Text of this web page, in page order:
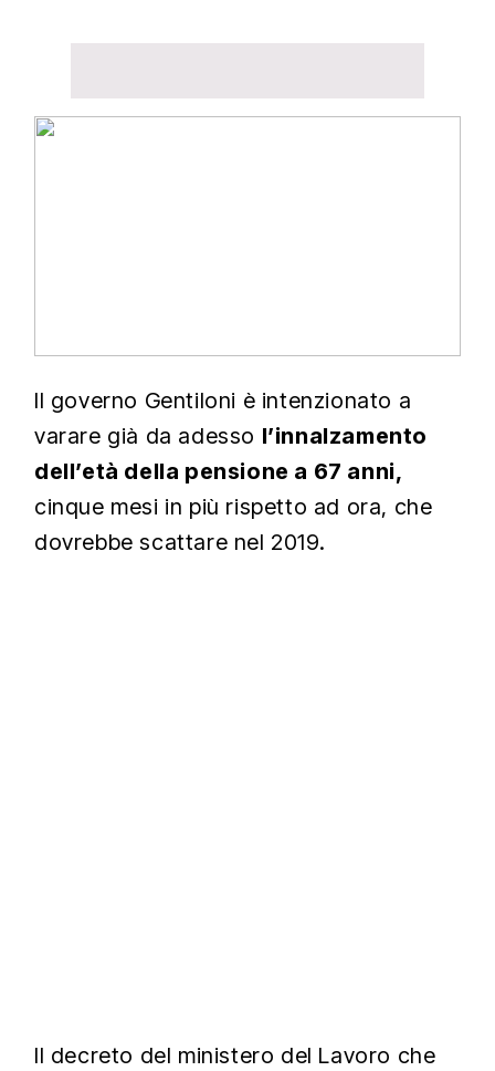
Il governo Gentiloni è intenzionato a
varare già da adesso l’innalzamento
dell’età della pensione a 67 anni,
cinque mesi in più rispetto ad ora, che
dovrebbe scattare nel 2019.
Il decreto del ministero del Lavoro che